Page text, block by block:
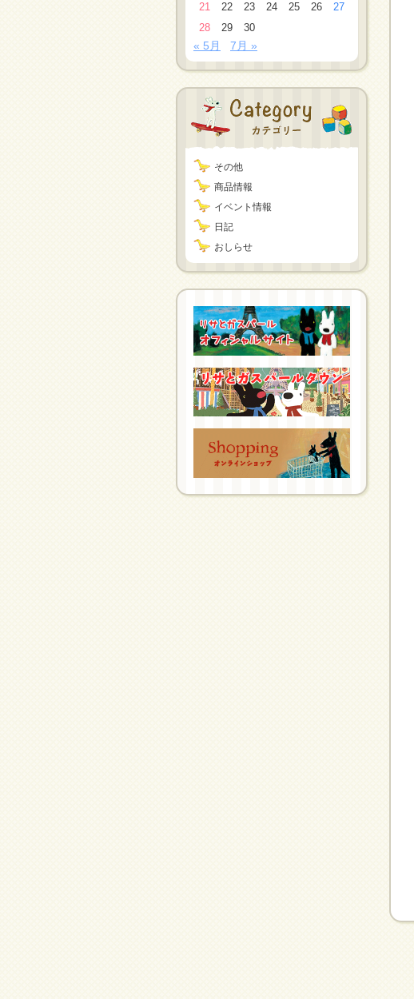
21
22 23 24 25 26
27
28
29 30
« 5月 7月 »
その他
商品情報
イベント情報
日記
おしらせ